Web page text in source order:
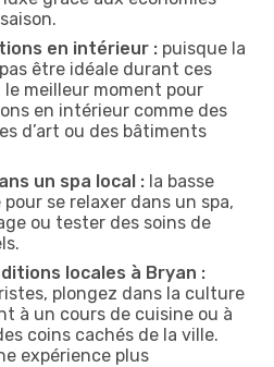
en intérieur : puisque la
être idéale durant ces
le meilleur moment pour
en intérieur comme des
d’art ou des bâtiments
un spa local : la basse
se relaxer dans un spa,
ou tester des soins de
locales à Bryan :
plongez dans la culture
à un cours de cuisine ou à
coins cachés de la ville.
expérience plus